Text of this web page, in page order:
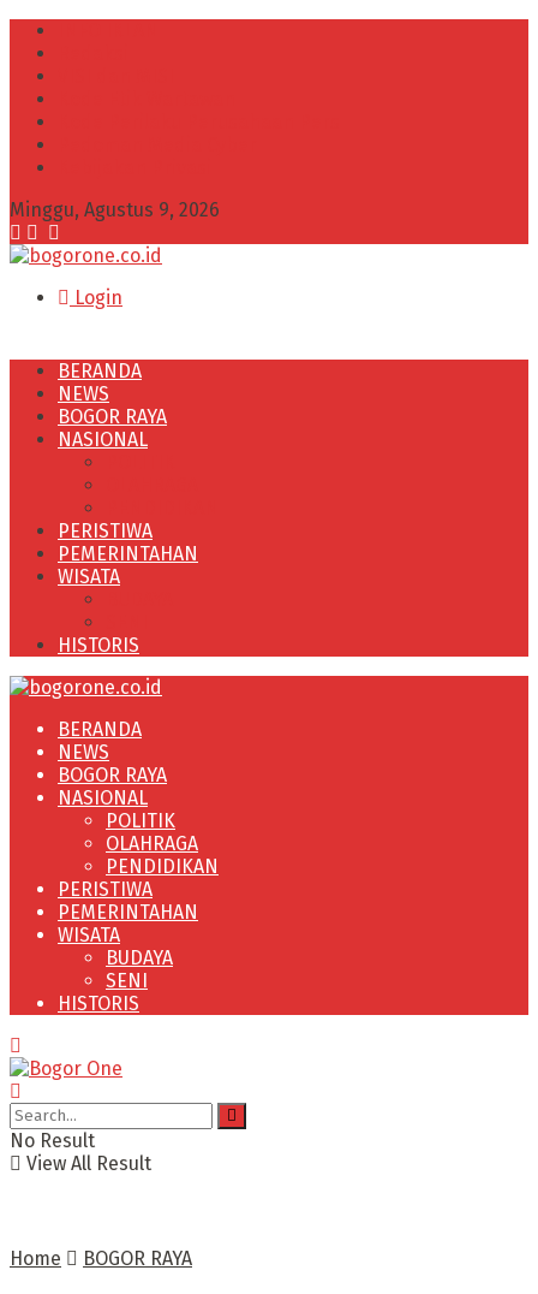
Minggu, Agustus 9, 2026
Login
BERANDA
NEWS
BOGOR RAYA
NASIONAL
PERISTIWA
PEMERINTAHAN
WISATA
HISTORIS
BERANDA
NEWS
BOGOR RAYA
NASIONAL
POLITIK
OLAHRAGA
PENDIDIKAN
PERISTIWA
PEMERINTAHAN
WISATA
BUDAYA
SENI
HISTORIS
No Result
View All Result
Home BOGOR RAYA